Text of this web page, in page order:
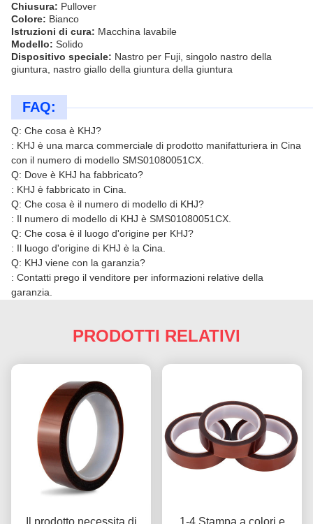
Chiusura: Pullover
Colore: Bianco
Istruzioni di cura: Macchina lavabile
Modello: Solido
Dispositivo speciale: Nastro per Fuji, singolo nastro della
giuntura, nastro giallo della giuntura della giuntura
FAQ:
Q: Che cosa è KHJ?
: KHJ è una marca commerciale di prodotto manifatturiera in Cina
con il numero di modello SMS01080051CX.
Q: Dove è KHJ ha fabbricato?
: KHJ è fabbricato in Cina.
Q: Che cosa è il numero di modello di KHJ?
: Il numero di modello di KHJ è SMS01080051CX.
Q: Che cosa è il luogo d'origine per KHJ?
: Il luogo d'origine di KHJ è la Cina.
Q: KHJ viene con la garanzia?
: Contatti prego il venditore per informazioni relative della
garanzia.
PRODOTTI RELATIVI
Il prodotto necessita di
1-4 Stampa a colori e